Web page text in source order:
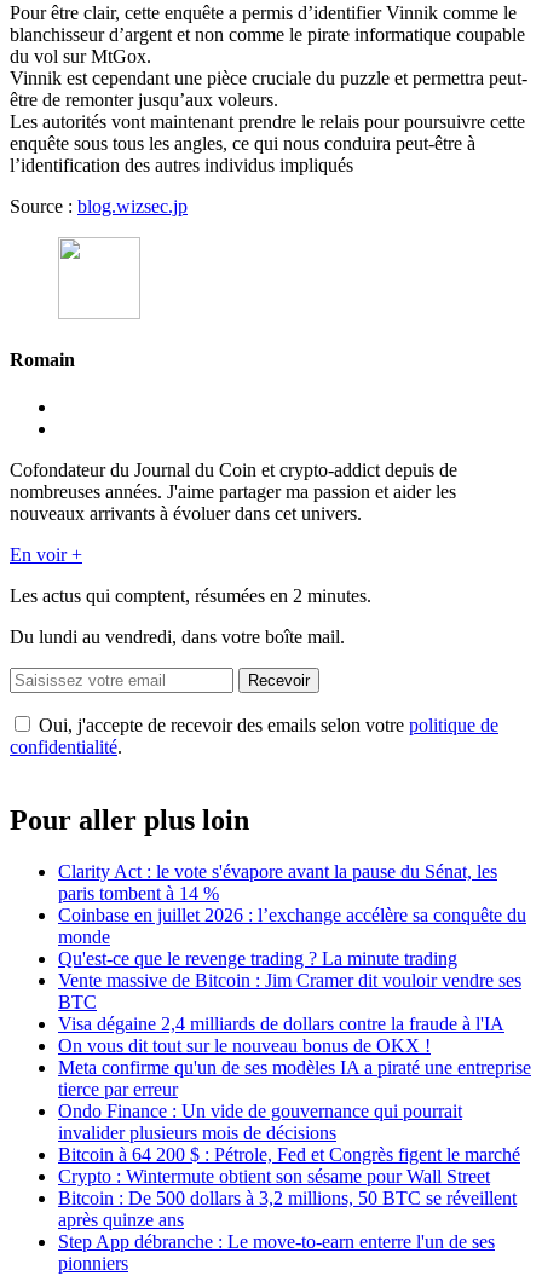
Pour être clair, cette enquête a permis d’identifier Vinnik comme le
blanchisseur d’argent et non comme le pirate informatique coupable
du vol sur MtGox.
Vinnik est cependant une pièce cruciale du puzzle et permettra peut-
être de remonter jusqu’aux voleurs.
Les autorités vont maintenant prendre le relais pour poursuivre cette
enquête sous tous les angles, ce qui nous conduira peut-être à
l’identification des autres individus impliqués
Source : blog.wizsec.jp
Romain
Cofondateur du Journal du Coin et crypto-addict depuis de
nombreuses années. J'aime partager ma passion et aider les
nouveaux arrivants à évoluer dans cet univers.
En voir +
Les actus qui comptent, résumées en 2 minutes.
Du lundi au vendredi, dans votre boîte mail.
Recevoir
Oui, j'accepte de recevoir des emails selon votre politique de
confidentialité.
Pour aller plus loin
Clarity Act : le vote s'évapore avant la pause du Sénat, les
paris tombent à 14 %
Coinbase en juillet 2026 : l’exchange accélère sa conquête du
monde
Qu'est-ce que le revenge trading ? La minute trading
Vente massive de Bitcoin : Jim Cramer dit vouloir vendre ses
BTC
Visa dégaine 2,4 milliards de dollars contre la fraude à l'IA
On vous dit tout sur le nouveau bonus de OKX !
Meta confirme qu'un de ses modèles IA a piraté une entreprise
tierce par erreur
Ondo Finance : Un vide de gouvernance qui pourrait
invalider plusieurs mois de décisions
Bitcoin à 64 200 $ : Pétrole, Fed et Congrès figent le marché
Crypto : Wintermute obtient son sésame pour Wall Street
Bitcoin : De 500 dollars à 3,2 millions, 50 BTC se réveillent
après quinze ans
Step App débranche : Le move-to-earn enterre l'un de ses
pionniers